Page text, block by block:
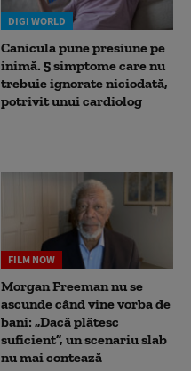
DIGI WORLD
Canicula pune presiune pe
inimă. 5 simptome care nu
trebuie ignorate niciodată,
potrivit unui cardiolog
FILM NOW
Morgan Freeman nu se
ascunde când vine vorba de
bani: „Dacă plătesc
suficient”, un scenariu slab
nu mai contează